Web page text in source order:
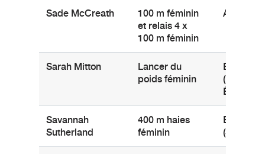
Sade McCreath
100 m féminin
et relais 4 x
100 m féminin
Ajax
Sarah Mitton
Lancer du
poids féminin
Brooklyn
Écosse)
Savannah
Sutherland
400 m haies
féminin
Borden